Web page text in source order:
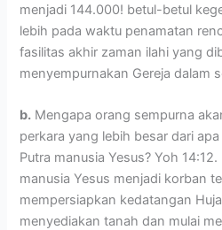
menjadi 144.000! betul-betul
lebih pada waktu penamatan
fasilitas akhir zaman ilahi yang
menyempurnakan Gereja dalam
b. Mengapa orang sempurna
perkara yang lebih besar dari
Putra manusia Yesus? Yoh
manusia Yesus menjadi korban
mempersiapkan kedatangan
menyediakan tanah dan mulai